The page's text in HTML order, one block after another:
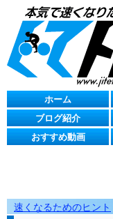
ホーム
ブログ紹介
おすすめ動画
速くなるためのヒント